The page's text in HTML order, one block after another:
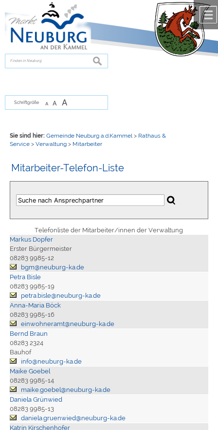
zur Navigationoder
springen.
suchen
Schriftgröße A A A
Sie sind hier: Gemeinde Neuburg a.d.Kammel > Rathaus &
Service> Verwaltung> Mitarbeiter
Mitarbeiter-Telefon-Liste
Telefonliste der Mitarbeiter/innen der Verwaltung
Markus Dopfer
Erster Bürgermeister
08283 9985-12
bgm@neuburg-ka.de
Petra Bisle
08283 9985-19
petra.bisle@neuburg-ka.de
Anna-Maria Böck
08283 9985-16
einwohneramt@neuburg-ka.de
Bernd Braun
08283 2324
Bauhof
info@neuburg-ka.de
Maike Goebel
08283 9985-14
maike.goebel@neuburg-ka.de
Daniela Grünwied
08283 9985-13
daniela.gruenwied@neuburg-ka.de
Katrin Kirschenhofer